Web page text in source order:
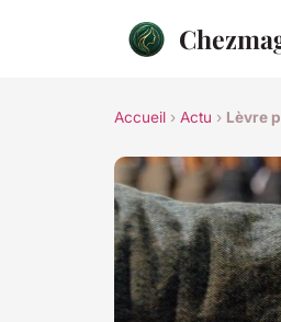
Accueil › Actu › Lèvre